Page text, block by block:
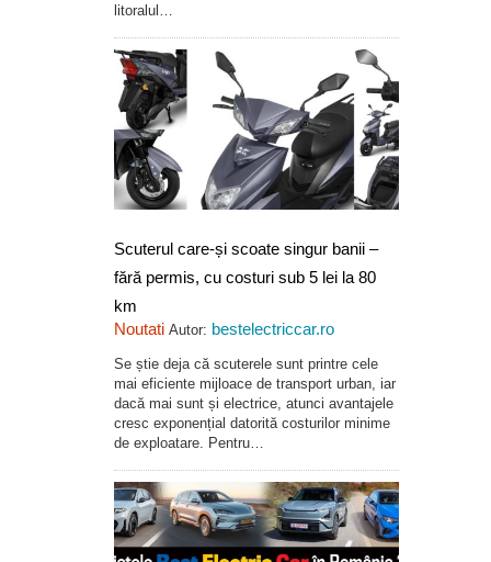
litoralul…
Scuterul care-și scoate singur banii –
fără permis, cu costuri sub 5 lei la 80
km
Noutati Autor: bestelectriccar.ro
Se știe deja că scuterele sunt printre cele
mai eficiente mijloace de transport urban, iar
dacă mai sunt și electrice, atunci avantajele
cresc exponențial datorită costurilor minime
de exploatare. Pentru…